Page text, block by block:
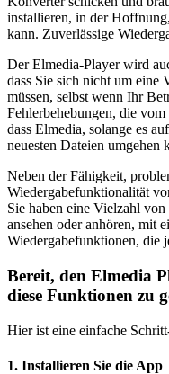
installieren, in der
kann. Zuverlässige
Der Elmedia-Player wird
dass Sie sich nicht um eine
müssen, selbst wenn Ihr
Fehlerbehebungen, die
dass Elmedia, solange es
neuesten Dateien umgehen
Neben der Fähigkeit,
Wiedergabefunktionalität
Sie haben eine Vielzahl
ansehen oder anhören, mit
Wiedergabefunktionen, die
Bereit, den Elmedia
diese Funktionen zu
Hier ist eine einfache
1. Installieren Sie die App